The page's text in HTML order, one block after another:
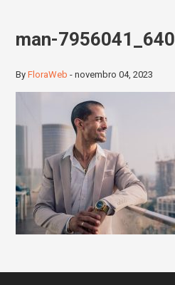
man-7956041_640
ByFloraWeb -novembro 04, 2023